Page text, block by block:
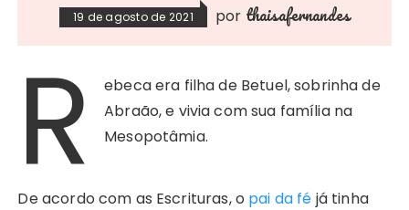
19 de agosto de 2021 por thaisafernandes
R
ebeca era filha de Betuel, sobrinha de
Abraão, e vivia com sua família na
Mesopotâmia.
De acordo com as Escrituras, o pai da fé já tinha